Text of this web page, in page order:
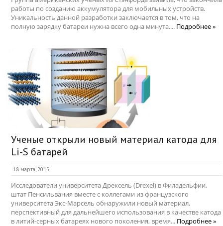
работы по созданию аккумулятора для мобильных устройств.
Уникальность данной разработки заключается в том, что на
полную зарядку батареи нужна всего одна минута.... Подробнее »
Ученые открыли новый материал катода для
Li-S батарей
18 марта, 2015
Исследователи университета Дрексель (Drexel) в Филадельфии,
штат Пенсильвания вместе с коллегами из французского
университета Экс-Марсель обнаружили новый материал,
перспективный для дальнейшего использования в качестве катода
в литий-серных батареях нового поколения, время... Подробнее »